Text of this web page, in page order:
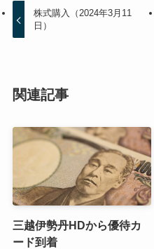
株式購入（2024年3月11
日）
関連記事
三越伊勢丹HDから優待カ
ード到着